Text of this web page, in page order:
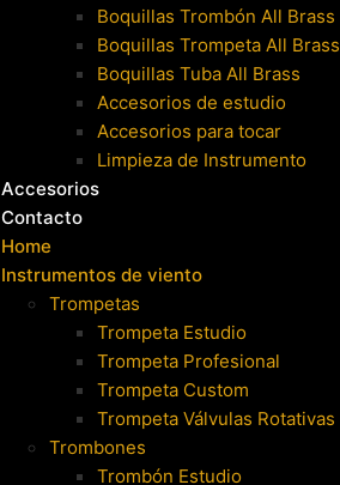
Boquillas Trombón All Brass
Boquillas Trompeta All Brass
Boquillas Tuba All Brass
Accesorios de estudio
Accesorios para tocar
Limpieza de Instrumento
Accesorios
Contacto
Home
Instrumentos de viento
Trompetas
Trompeta Estudio
Trompeta Profesional
Trompeta Custom
Trompeta Válvulas Rotativas
Trombones
Trombón Estudio